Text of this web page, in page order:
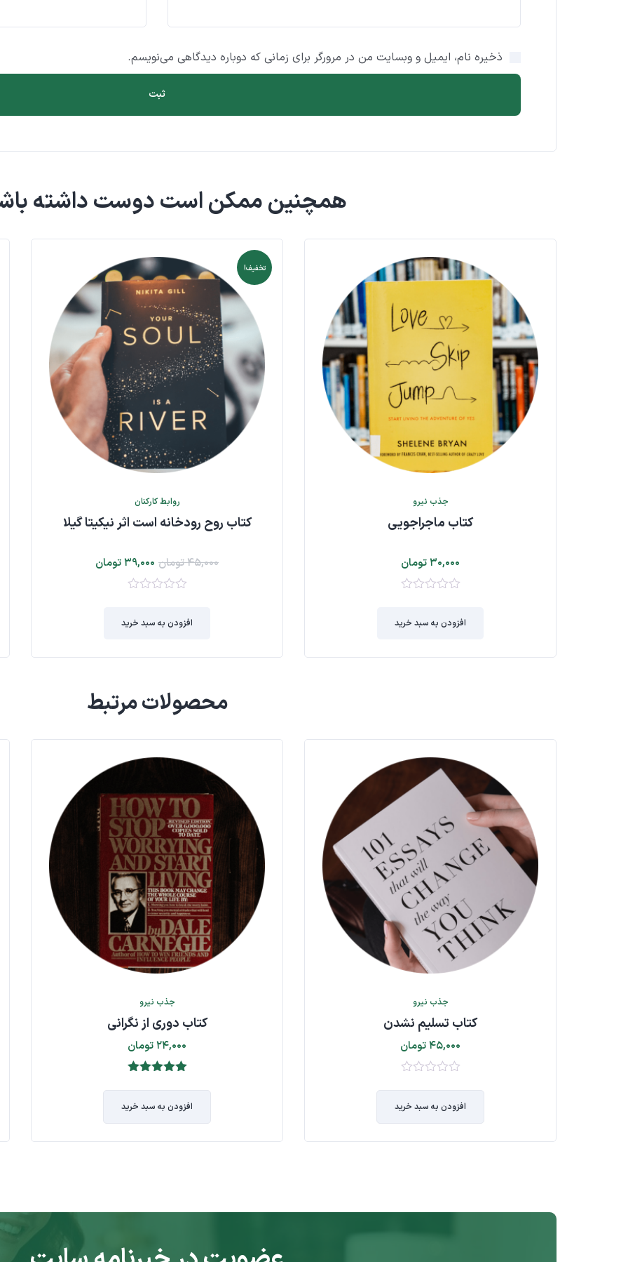
ذخیره نام، ایمیل و وبسایت من در مرورگر برای زمانی که دوباره دیدگاهی می‌نویسم.
همچنین ممکن است دوست داشته
جذب نیرو
کتاب ماجراجویی
۳۰,۰۰۰تومان
۵
افزودن به سبد خرید
تخفیف!
روابط کارکنان
کتاب روح رودخانه است اثر نیکیتا گیلا
۴۵,۰۰۰تومان ۳۹,۰۰۰تومان
۵
افزودن به سبد خرید
محصولات مرتبط
جذب نیرو
کتاب تسلیم نشدن
۴۵,۰۰۰تومان
۵
افزودن به سبد خرید
جذب نیرو
کتاب دوری از نگرانی
۲۴,۰۰۰تومان
افزودن به سبد خرید